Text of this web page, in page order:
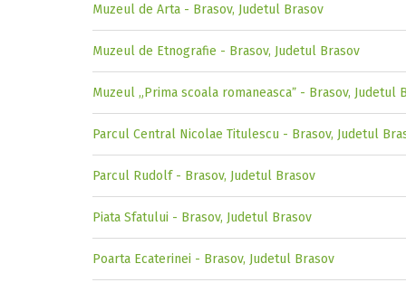
Muzeul de Arta - Brasov, Judetul Brasov
Muzeul de Etnografie - Brasov, Judetul Brasov
Muzeul „Prima scoala romaneascaˮ - Brasov, Judetul
Parcul Central Nicolae Titulescu - Brasov, Judetul
Parcul Rudolf - Brasov, Judetul Brasov
Piata Sfatului - Brasov, Judetul Brasov
Poarta Ecaterinei - Brasov, Judetul Brasov